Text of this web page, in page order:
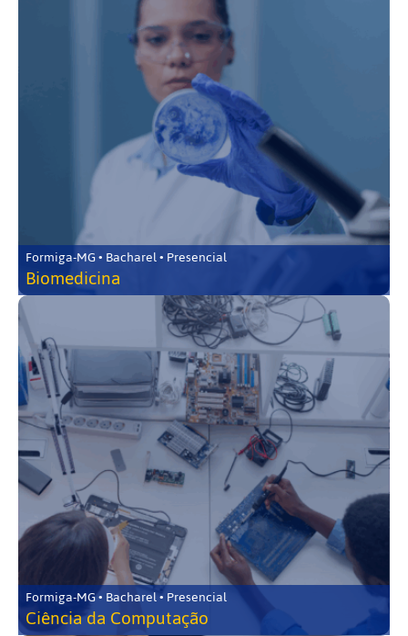
Formiga-MG • Bacharel • Presencial
Biomedicina
Formiga-MG • Bacharel • Presencial
Ciência da Computação